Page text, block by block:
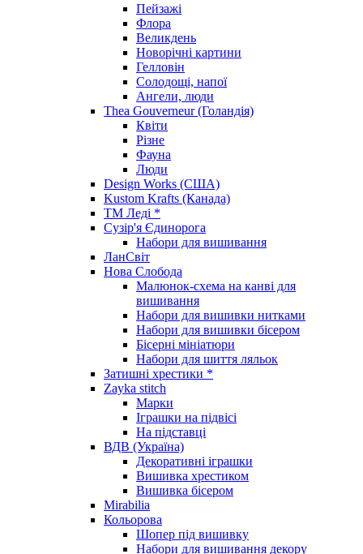
Пейзажі
Флора
Великдень
Новорічні картини
Гелловін
Солодощі, напої
Ангели, люди
Thea Gouverneur (Голандія)
Квіти
Різне
Фауна
Люди
Design Works (США)
Kustom Krafts (Канада)
ТМ Леді *
Сузір'я Єдинорога
Набори для вишивання
ЛанСвіт
Нова Слобода
Малюнок-схема на канві для
вишивання
Набори для вишивки нитками
Набори для вишивки бісером
Бісерні мініатюри
Набори для шиття ляльок
Затишні хрестики *
Zayka stitch
Марки
Іграшки на підвісі
На підставці
ВДВ (Україна)
Декоративні іграшки
Вишивка хрестиком
Вишивка бісером
Mirabilia
Кольорова
Шопер під вишивку
Набори для вишивання декору